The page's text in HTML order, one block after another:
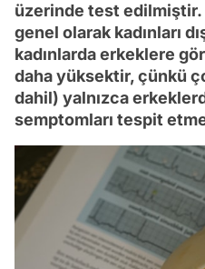
üzerinde test edilmiştir.
genel olarak kadınları
kadınlarda erkeklere
daha yüksektir, çünkü
dahil) yalnızca
semptomları tespit